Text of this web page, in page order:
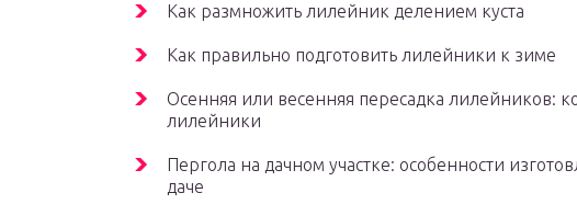
Как размножить лилейник делением куста
Как правильно подготовить лилейники к зиме
Осенняя или весенняя пересадка лилейников:
лилейники
Пергола на дачном участке: особенности
даче